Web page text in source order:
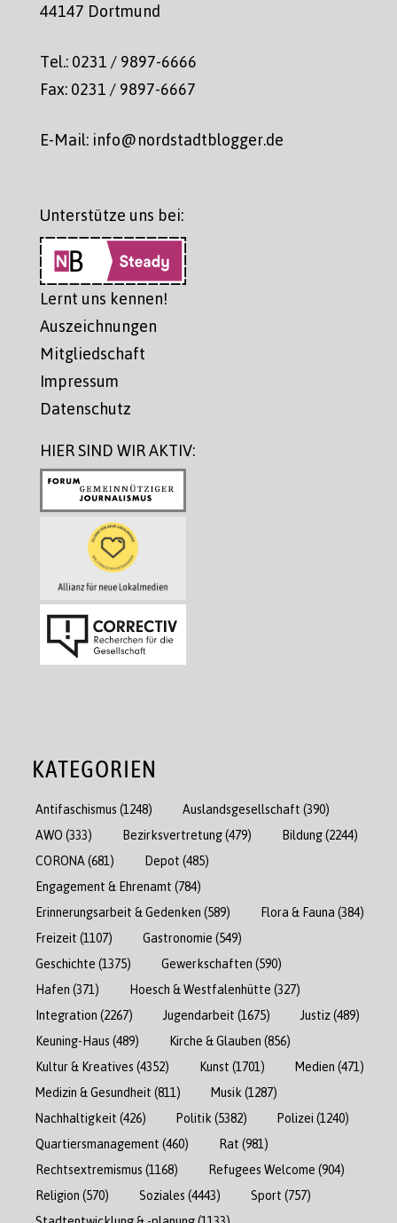
44147 Dortmund
Tel.: 0231 / 9897-6666
Fax: 0231 / 9897-6667
E-Mail: info@nordstadtblogger.de
Unterstütze uns bei:
Lernt uns kennen!
Auszeichnungen
Mitgliedschaft
Impressum
Datenschutz
HIER SIND WIR AKTIV:
KATEGORIEN
Antifaschismus (1248) Auslandsgesellschaft (390)
AWO (333) Bezirksvertretung(479) Bildung(2244)
CORONA (681) Depot (485)
Engagement & Ehrenamt (784)
Erinnerungsarbeit & Gedenken (589) Flora & Fauna (384)
Freizeit (1107) Gastronomie (549)
Geschichte (1375) Gewerkschaften (590)
Hafen (371) Hoesch & Westfalenhütte (327)
Integration (2267) Jugendarbeit (1675) Justiz(489)
Keuning-Haus (489) Kirche & Glauben (856)
Kultur & Kreatives (4352) Kunst (1701) Medien (471)
Medizin & Gesundheit (811) Musik (1287)
Nachhaltigkeit (426) Politik (5382) Polizei (1240)
Quartiersmanagement (460) Rat (981)
Rechtsextremismus (1168) Refugees Welcome (904)
Religion (570) Soziales (4443) Sport (757)